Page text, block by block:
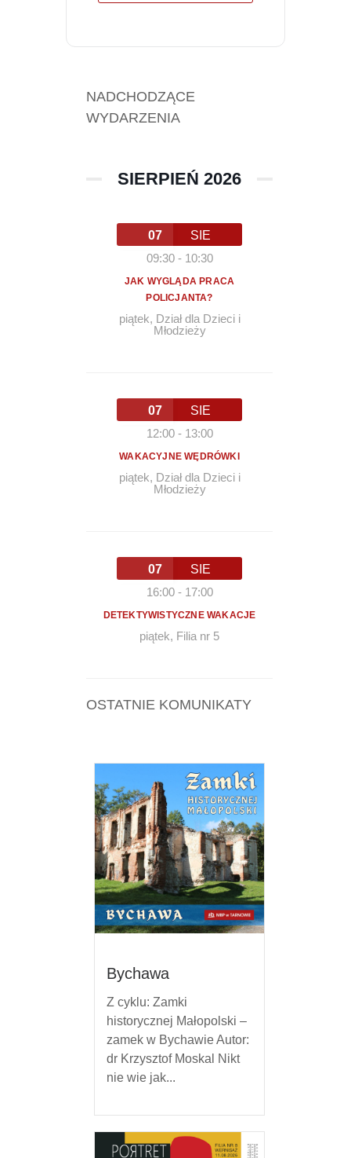
NADCHODZĄCE
WYDARZENIA
SIERPIEŃ 2026
07
SIE
09:30- 10:30
JAK WYGLĄDA PRACA
POLICJANTA?
piątek, Dział dla Dzieci i
Młodzieży
07
SIE
12:00- 13:00
WAKACYJNE WĘDRÓWKI
piątek, Dział dla Dzieci i
Młodzieży
07
SIE
16:00- 17:00
DETEKTYWISTYCZNE WAKACJE
piątek, Filia nr 5
OSTATNIE KOMUNIKATY
Bychawa
Z cyklu: Zamki
historycznej Małopolski –
zamek w Bychawie Autor:
dr Krzysztof Moskal Nikt
nie wie jak...